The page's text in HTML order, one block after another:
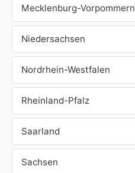
Mecklenburg-Vorpommern
Niedersachsen
Nordrhein-Westfalen
Rheinland-Pfalz
Saarland
Sachsen